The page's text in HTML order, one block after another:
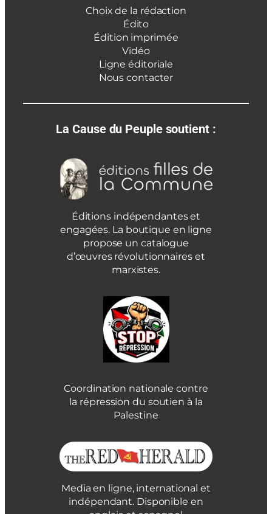
Choix de la rédaction
Édito
Édition imprimée
Vidéo
Ligne éditoriale
Nous contacter
La Cause du Peuple soutient :
Éditions indépendantes et
engagées. La boutique en ligne
propose un catalogue
d’œuvres révolutionnaires et
marxistes.
Coordination nationale contre
la répression du soutien à la
Palestine
Media en ligne, international et
indépendant. Disponible en